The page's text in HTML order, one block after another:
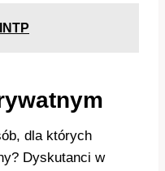
dla których
Dyskutanci w